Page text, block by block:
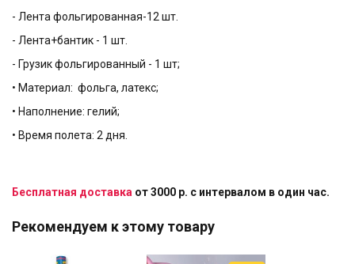
- Лента фольгированная-12 шт.
- Лента+бантик - 1 шт.
- Грузик фольгированный - 1 шт;
• Материал: фольга, латекс;
• Наполнение: гелий;
• Время полета: 2 дня.
Бесплатная доставка от 3000 р. с интервалом в один час.
Рекомендуем к этому товару